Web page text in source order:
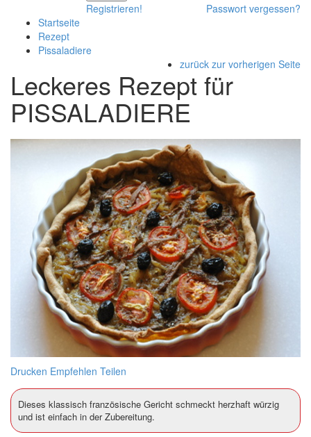
Registrieren!
Passwort vergessen?
Startseite
Rezept
Pissaladiere
zurück zur vorherigen Seite
Leckeres Rezept für
PISSALADIERE
Drucken Empfehlen Teilen
Dieses klassisch französische Gericht schmeckt herzhaft würzig
und ist einfach in der Zubereitung.